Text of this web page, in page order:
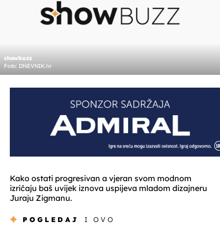
showbuzz
Foto: DNEVNIK.hr
Kako ostati progresivan a vjeran svom modnom
izričaju baš uvijek iznova uspijeva mladom dizajneru
Juraju Zigmanu.
POGLEDAJ I OVO